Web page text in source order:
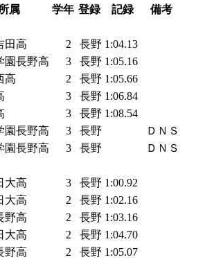
属 学年 登録 記録
備考
田高 2 長野 1:04.13
園長野高 3 長野 1:05.16
高 2 長野 1:05.66
3 長野 1:06.84
3 長野 1:08.54
園長野高 3 長野
ＤＮＳ
園長野高 3 長野
ＤＮＳ
大高 3 長野 1:00.92
大高 2 長野 1:02.16
野高 2 長野 1:03.16
大高 2 長野 1:04.70
野高 2 長野 1:05.07